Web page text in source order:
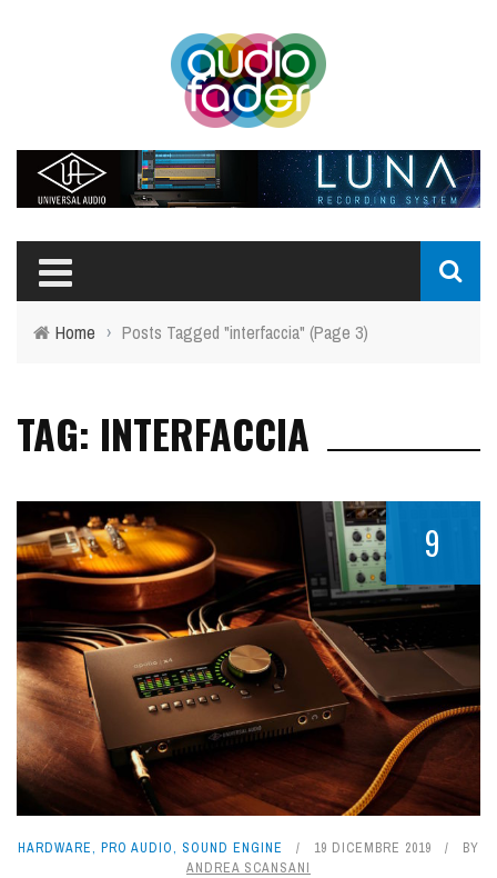
Home › Posts Tagged "interfaccia" (Page 3)
TAG: INTERFACCIA
9
HARDWARE, PRO AUDIO, SOUND ENGINE 19 DICEMBRE 2019
BY
ANDREA SCANSANI